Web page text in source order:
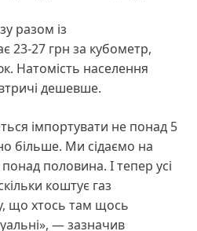
разом із
23-27 грн за кубометр,
Натомість населення
дешевше.
імпортувати не понад 5
більше. Ми сідаємо на
половина. І тепер усі
коштує газ
що хтось там щось
— зазначив